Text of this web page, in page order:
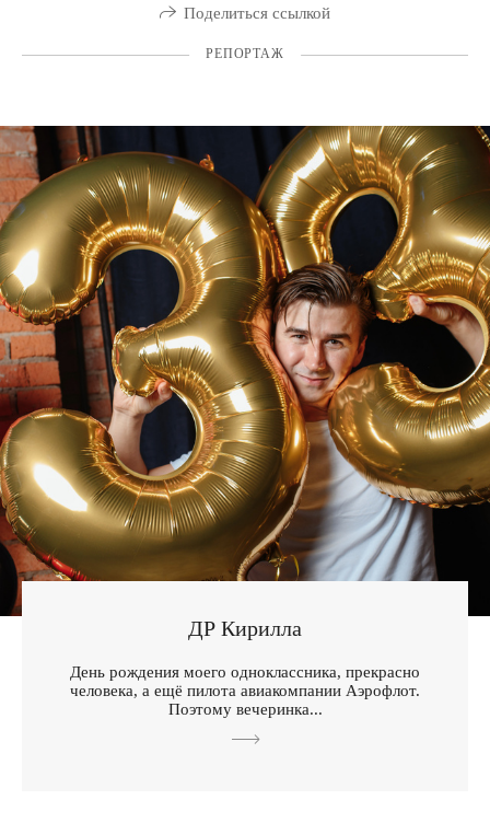
Поделиться ссылкой
РЕПОРТАЖ
ДР Кирилла
День рождения моего одноклассника, прекрасно
человека, а ещё пилота авиакомпании Аэрофлот.
Поэтому вечеринка...